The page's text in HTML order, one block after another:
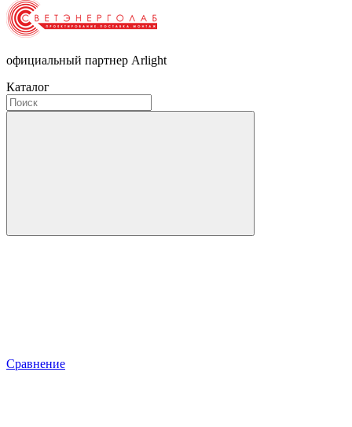
официальный партнер Arlight
Каталог
Сравнение